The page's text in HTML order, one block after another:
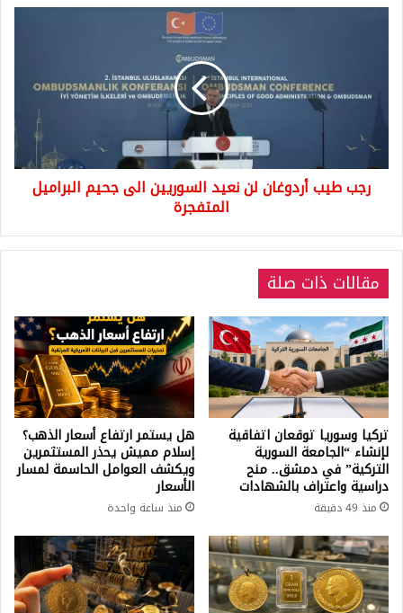
نعيد
جحيم
البراميل
المتفجرة
رجب طيب أردوغان لن نعيد السوريين الى جحيم البراميل
المتفجرة
مقالات ذات صلة
تركيا وسوريا توقعان اتفاقية
لإنشاء “الجامعة السورية
التركية” في دمشق.. منح
دراسية واعتراف بالشهادات
منذ 49 دقيقة
هل يستمر ارتفاع أسعار الذهب؟
إسلام مميش يحذر المستثمرين
ويكشف العوامل الحاسمة لمسار
الأسعار
منذ ساعة واحدة